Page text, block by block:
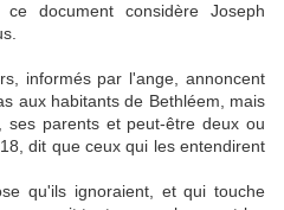
document considère Joseph
informés par l'ange, annoncent
aux habitants de Bethléem, mais
parents et peut-être deux ou
dit que ceux qui les entendirent
qu'ils ignoraient, et qui touche